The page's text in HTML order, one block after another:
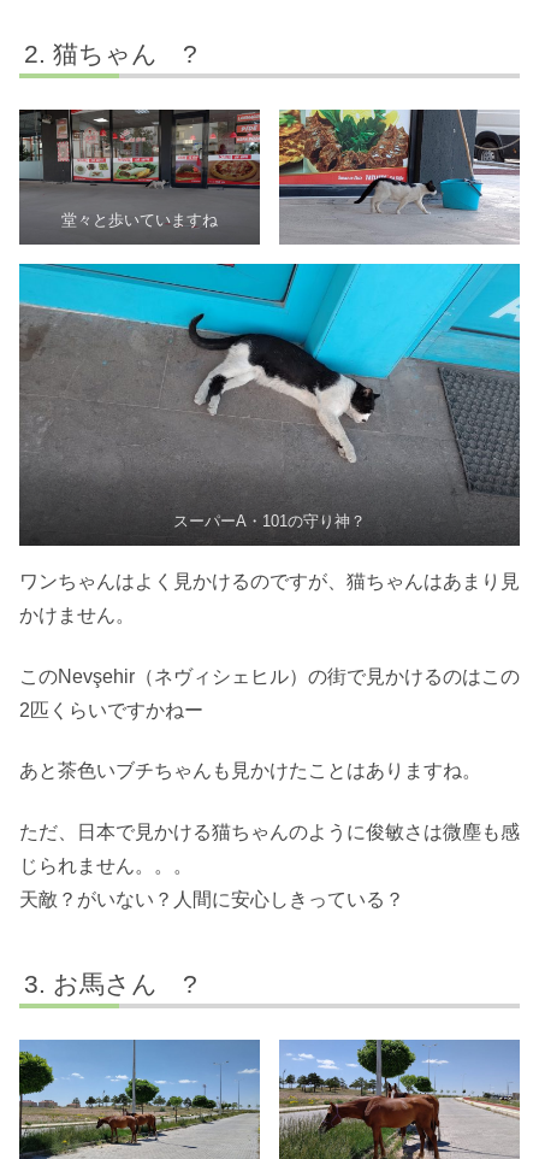
猫ちゃん ?
堂々と歩いていますね
スーパーA・101の守り神？
ワンちゃんはよく見かけるのですが、猫ちゃんはあまり見
かけません。
このNevşehir（ネヴィシェヒル）の街で見かけるのはこの
2匹くらいですかねー
あと茶色いブチちゃんも見かけたことはありますね。
ただ、日本で見かける猫ちゃんのように俊敏さは微塵も感
じられません。。。
天敵？がいない？人間に安心しきっている？
お馬さん ?